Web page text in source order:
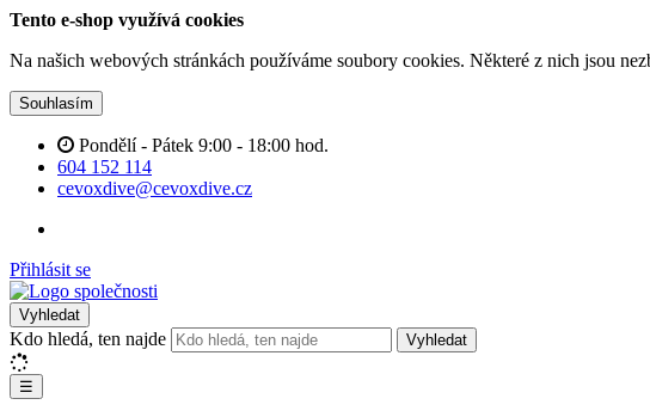
Tento e-shop využívá cookies
Na našich webových stránkách používáme soubory cookies. Některé z nich jsou
Souhlasím
Pondělí - Pátek 9:00 - 18:00 hod.
604 152 114
cevoxdive@cevoxdive.cz
Přihlásit se
Vyhledat
Kdo hledá, ten najde Vyhledat
☰